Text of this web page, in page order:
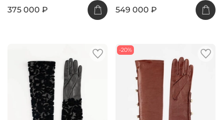
375 000 ₽
549 000 ₽
-20%